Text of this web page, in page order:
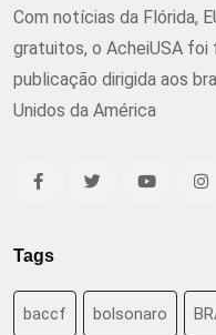
Com notícias da Flórida,
gratuitos, o AcheiUSA foi
publicação dirigida aos
Unidos da América
Tags
baccf bolsonaro